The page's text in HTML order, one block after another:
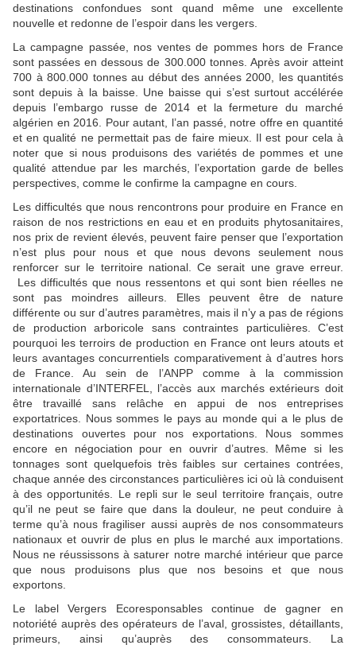
destinations confondues sont quand même une excellente
nouvelle et redonne de l’espoir dans les vergers.
La campagne passée, nos ventes de pommes hors de France
sont passées en dessous de 300.000 tonnes. Après avoir atteint
700 à 800.000 tonnes au début des années 2000, les quantités
sont depuis à la baisse. Une baisse qui s’est surtout accélérée
depuis l’embargo russe de 2014 et la fermeture du marché
algérien en 2016. Pour autant, l’an passé, notre offre en quantité
et en qualité ne permettait pas de faire mieux. Il est pour cela à
noter que si nous produisons des variétés de pommes et une
qualité attendue par les marchés, l’exportation garde de belles
perspectives, comme le confirme la campagne en cours.
Les difficultés que nous rencontrons pour produire en France en
raison de nos restrictions en eau et en produits phytosanitaires,
nos prix de revient élevés, peuvent faire penser que l’exportation
n’est plus pour nous et que nous devons seulement nous
renforcer sur le territoire national. Ce serait une grave erreur.
Les difficultés que nous ressentons et qui sont bien réelles ne
sont pas moindres ailleurs. Elles peuvent être de nature
différente ou sur d’autres paramètres, mais il n’y a pas de régions
de production arboricole sans contraintes particulières. C’est
pourquoi les terroirs de production en France ont leurs atouts et
leurs avantages concurrentiels comparativement à d’autres hors
de France. Au sein de l’ANPP comme à la commission
internationale d’INTERFEL, l’accès aux marchés extérieurs doit
être travaillé sans relâche en appui de nos entreprises
exportatrices. Nous sommes le pays au monde qui a le plus de
destinations ouvertes pour nos exportations. Nous sommes
encore en négociation pour en ouvrir d’autres. Même si les
tonnages sont quelquefois très faibles sur certaines contrées,
chaque année des circonstances particulières ici où là conduisent
à des opportunités. Le repli sur le seul territoire français, outre
qu’il ne peut se faire que dans la douleur, ne peut conduire à
terme qu’à nous fragiliser aussi auprès de nos consommateurs
nationaux et ouvrir de plus en plus le marché aux importations.
Nous ne réussissons à saturer notre marché intérieur que parce
que nous produisons plus que nos besoins et que nous
exportons.
Le label Vergers Ecoresponsables continue de gagner en
notoriété auprès des opérateurs de l’aval, grossistes, détaillants,
primeurs, ainsi qu’auprès des consommateurs. La